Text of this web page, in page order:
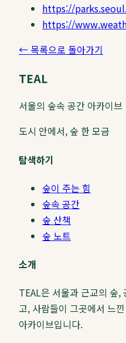
https://
https://
← 목록으로 돌아가기
TEAL
서울의 숲속 공간 아카이브
도시 안에서, 숲 한 모금
탐색하기
숲이 주는 힘
숲속 공간
숲 산책
숲 노트
소개
TEAL은 서울과 근교의 숲,
고, 사람들이 그곳에서 느
아카이브입니다.